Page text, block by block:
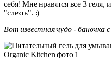
себя! Мне нравятся все 3 геля,
"слезть". :)
Вот известная чудо - баночка